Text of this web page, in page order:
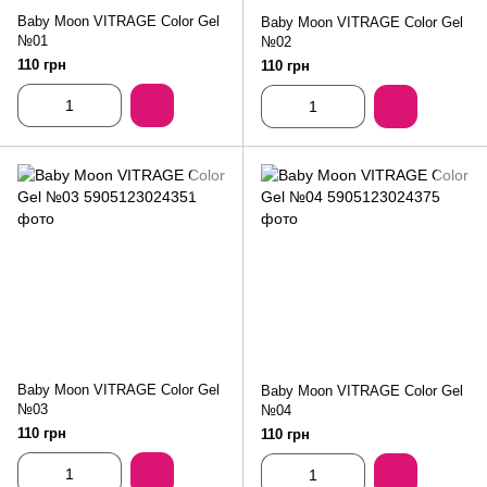
Baby Moon VITRAGE Color Gel
№01
110 грн
Baby Moon VITRAGE Color Gel
№02
110 грн
Baby Moon VITRAGE Color Gel
№03
110 грн
Baby Moon VITRAGE Color Gel
№04
110 грн